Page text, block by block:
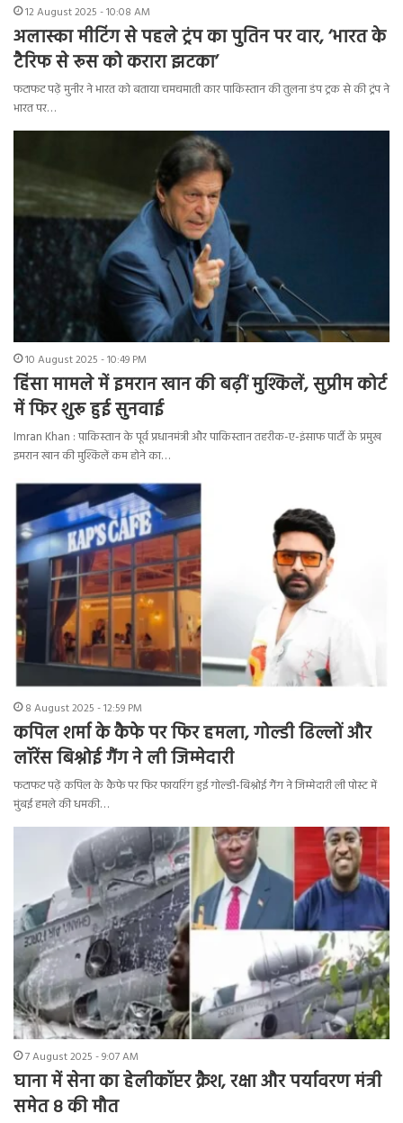
12 August 2025 - 10:08 AM
अलास्का मीटिंग से पहले ट्रंप का पुतिन पर वार, ‘भारत के
टैरिफ से रूस को करारा झटका’
फटाफट पढ़ें मुनीर ने भारत को बताया चमचमाती कार पाकिस्तान की तुलना डंप ट्रक से की ट्रंप ने
भारत पर…
10 August 2025 - 10:49 PM
हिंसा मामले में इमरान खान की बढ़ीं मुश्किलें, सुप्रीम कोर्ट
में फिर शुरू हुई सुनवाई
Imran Khan : पाकिस्तान के पूर्व प्रधानमंत्री और पाकिस्तान तहरीक-ए-इंसाफ पार्टी के प्रमुख
इमरान खान की मुश्किलें कम होने का…
8 August 2025 - 12:59 PM
कपिल शर्मा के कैफे पर फिर हमला, गोल्डी ढिल्लों और
लॉरेंस बिश्नोई गैंग ने ली जिम्मेदारी
फटाफट पढ़ें कपिल के कैफे पर फिर फायरिंग हुई गोल्डी-बिश्नोई गैंग ने जिम्मेदारी ली पोस्ट में
मुंबई हमले की धमकी…
7 August 2025 - 9:07 AM
घाना में सेना का हेलीकॉप्टर क्रैश, रक्षा और पर्यावरण मंत्री
समेत 8 की मौत